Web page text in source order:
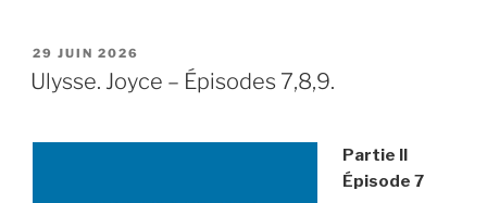
PUBLIÉ
LE
29 JUIN 2026
Ulysse. Joyce – Épisodes 7,8,9.
Partie II
Épisode 7